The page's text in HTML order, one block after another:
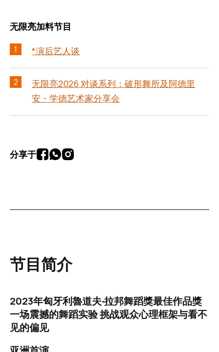
无限亮加料节目
1 *演后艺人谈
2
无限亮2026 对谈系列：破形舞所及阿德里
安・学德艺术家分享会
分享于
节目简介
2023年匈牙利魯道夫‧拉邦舞蹈獎最佳作品獎
一场震撼的舞蹈实验 挑战观众心理框架与看不
见的偏见